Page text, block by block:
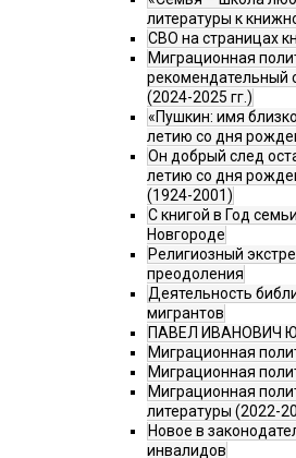
литературы к
СВО на страницах
Миграционная
рекомендательный
(2024-2025 гг.)
«Пушкин: имя
летию со дня
Он добрый след
летию со дня
(1924-2001)
С книгой в Год
Новгороде
Религиозный
преодоления
Деятельность
мигрантов
ПАВЕЛ ИВАНОВИЧ
Миграционная
Миграционная
Миграционная
литературы (2022-
Новое в
инвалидов